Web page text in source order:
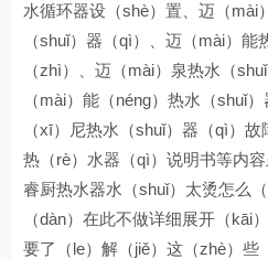
水循环器设（shè）置、迈（mài
（shuǐ）器（qì）、迈（mài）
（zhì）、迈（mài）泉热水（
（mài）能（néng）热水（shuǐ
（xī）尼热水（shuǐ）器（qì）
热（rè）水器（qì）说明书等内
睿厨热水器水（shuǐ）太烫怎么
（dàn）在此不做详细展开（kāi
要了（le）解（jiě）这（zhè）些